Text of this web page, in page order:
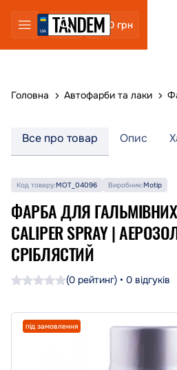
0 грн
Головна Автофарби та лаки
Все про товар Опис
Код товару:MOT_04096 Виробник:Motip
ФАРБА ДЛЯ ГАЛЬМІВНИХ
CALIPER SPRAY |
СРІБЛЯСТИЙ
(0 рейтинг) • 0 відгуків
під замовлення